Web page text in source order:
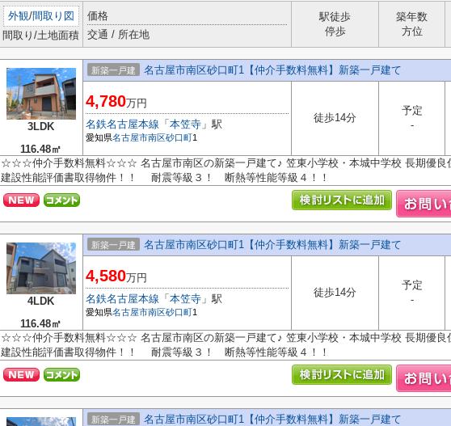
外観/間取り図
間取り/土地面積
価格
交通 / 所在地
駅徒歩
停歩
築年数
方位
3LDK
116.48㎡
新築一戸建 名古屋市南区砂口町1【仲介手数料無料】新築一戸建て
4,780万円
名鉄名古屋本線 「 本笠寺 」駅
愛知県名古屋市南区砂口町1
徒歩14分
予定
-
☆☆☆仲介手数料無料☆☆☆ 名古屋市南区の新築一戸建て♪ 笠東小学校・本城中学校 長期優良
建設性能評価書取得物件！！ 耐震等級３！ 断熱等性能等級４！！
4LDK
116.48㎡
新築一戸建 名古屋市南区砂口町1【仲介手数料無料】新築一戸建て
4,580万円
名鉄名古屋本線 「 本笠寺 」駅
愛知県名古屋市南区砂口町1
徒歩14分
予定
-
☆☆☆仲介手数料無料☆☆☆ 名古屋市南区の新築一戸建て♪ 笠東小学校・本城中学校 長期優良
建設性能評価書取得物件！！ 耐震等級３！ 断熱等性能等級４！！
新築一戸建 名古屋市南区砂口町1【仲介手数料無料】新築一戸建て